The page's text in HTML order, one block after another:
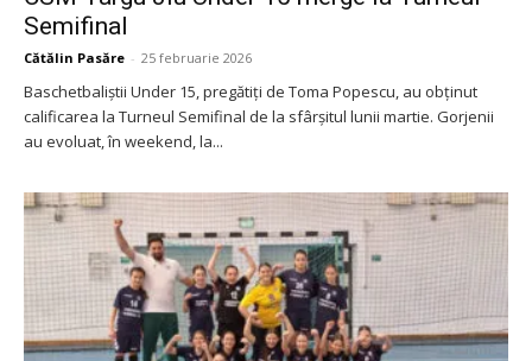
Semifinal
Cătălin Pasăre - 25 februarie 2026
Baschetbaliștii Under 15, pregătiți de Toma Popescu, au obținut
calificarea la Turneul Semifinal de la sfârșitul lunii martie. Gorjenii
au evoluat, în weekend, la...